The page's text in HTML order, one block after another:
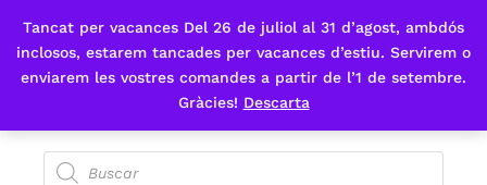
Tancat per vacances Del 26 de juliol al 31 d’agost, ambdós
inclosos, estarem tancades per vacances d’estiu. Servirem o
enviarem les vostres comandes a partir de l’1 de setembre.
Gràcies! Descarta
Fes-te'n sòcia